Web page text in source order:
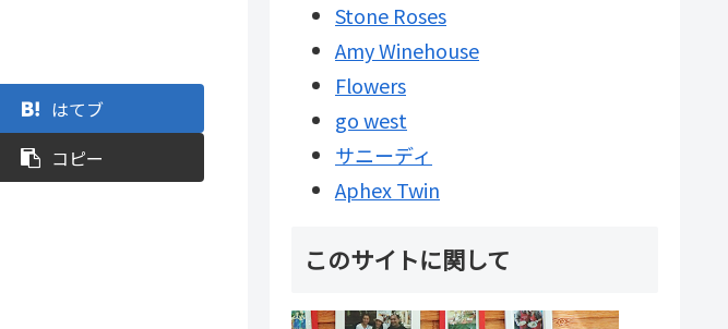
はてブ
コピー
Stone Roses
Amy Winehouse
Flowers
go west
サニーディ
Aphex Twin
このサイトに関して